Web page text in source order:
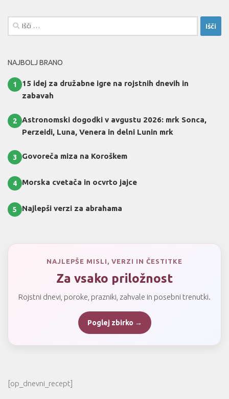
Išči:
NAJBOLJ BRANO
1
15 idej za družabne igre na rojstnih dnevih in
zabavah
2
Astronomski dogodki v avgustu 2026: mrk Sonca,
Perzeidi, Luna, Venera in delni Lunin mrk
3 Govoreča miza na Koroškem
4 Morska cvetača in ocvrto jajce
5 Najlepši verzi za abrahama
NAJLEPŠE MISLI, VERZI IN ČESTITKE
Za vsako priložnost
Rojstni dnevi, poroke, prazniki, zahvale in posebni trenutki.
Poglej zbirko →
[op_dnevni_recept]